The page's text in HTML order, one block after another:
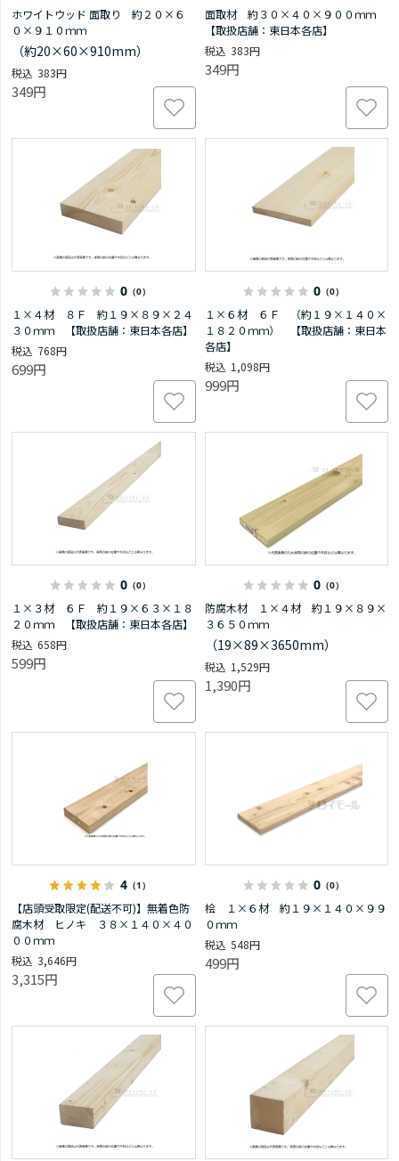
ホワイトウッド 面取り 約２０×６
０×９１０ｍｍ
（約20×60×910mm）
383円
349円
面取材 約３０×４０×９００ｍｍ
【取扱店舗：東日本各店】
383円
349円
0 （0）
１×４材 ８Ｆ 約１９×８９×２４
３０ｍｍ 【取扱店舗：東日本各店】
768円
699円
0（0）
１×６材 ６Ｆ （約１９×１４０×
１８２０ｍｍ） 【取扱店舗：東日本
各店】
1,098円
999円
0 （0）
１×３材 ６Ｆ 約１９×６３×１８
２０ｍｍ 【取扱店舗：東日本各店】
658円
599円
0（0）
防腐木材 １×４材 約１９×８９×
３６５０ｍｍ
（19×89×3650mm）
1,529円
1,390円
4 （1）
【店頭受取限定(配送不可)】無着色防
腐木材 ヒノキ ３８×１４０×４０
００ｍｍ
3,646円
3,315円
0（0）
桧 １×６材 約１９×１４０×９９
０ｍｍ
548円
499円